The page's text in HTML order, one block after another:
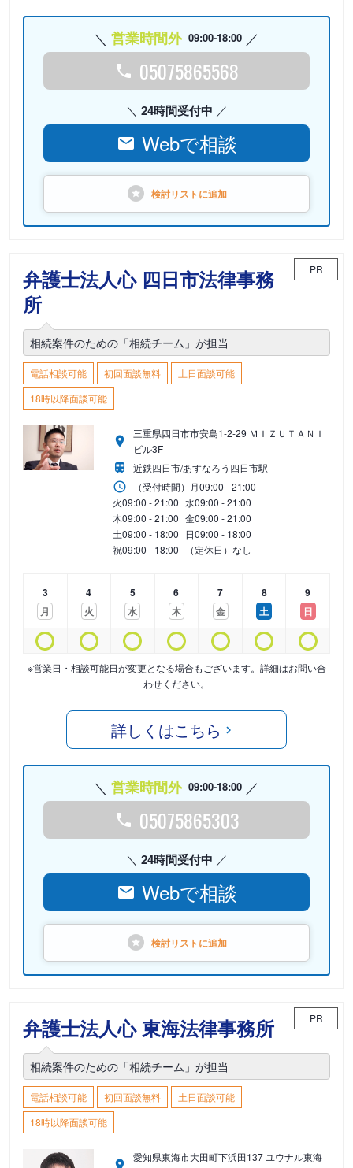
営業時間外 09:00-18:00
05075865568
24時間受付中
Webで相談
検討リストに追加
弁護士法人心 四日市法律事務
所
PR
相続案件のための「相続チーム」が担当
電話相談可能 初回面談無料
土日面談可能
18時以降面談可能
三重県四日市市安島1-2-29 ＭＩＺＵＴＡＮＩ
ビル3F
近鉄四日市/あすなろう四日市駅
（受付時間） 月09:00 - 21:00
火09:00 - 21:00 水09:00 - 21:00
木09:00 - 21:00 金09:00 - 21:00
土09:00 - 18:00 日09:00 - 18:00
祝09:00 - 18:00 （定休日）なし
3
月
4
火
5
水
6
木
7
金
8
土
9
日
※営業日・相談可能日が変更となる場合もございます。詳細はお問い合
わせください。
詳しくはこちら
営業時間外 09:00-18:00
05075865303
24時間受付中
Webで相談
検討リストに追加
弁護士法人心 東海法律事務所 PR
相続案件のための「相続チーム」が担当
電話相談可能 初回面談無料
土日面談可能
18時以降面談可能
愛知県東海市大田町下浜田137 ユウナル東海